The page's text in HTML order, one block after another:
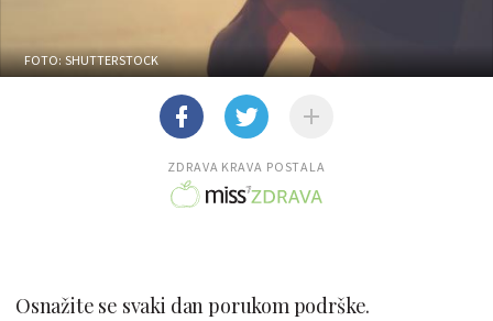
FOTO: SHUTTERSTOCK
ZDRAVA KRAVA POSTALA
Osnažite se svaki dan porukom podrške.